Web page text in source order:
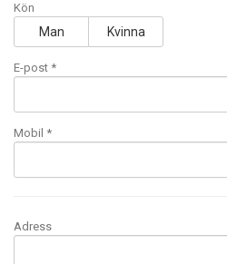
Kön
Man Kvinna
E-post *
Mobil *
Adress